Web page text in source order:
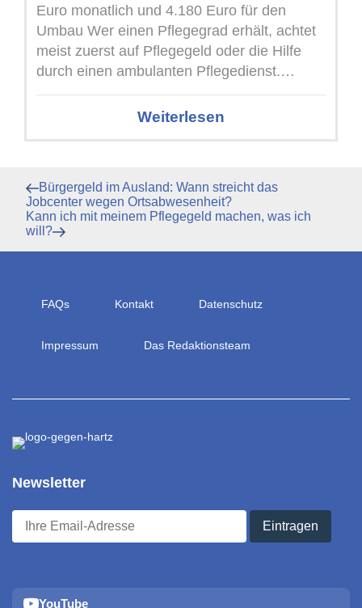
Euro monatlich und 4.180 Euro für den
Umbau Wer einen Pflegegrad erhält, achtet
meist zuerst auf Pflegegeld oder die Hilfe
durch einen ambulanten Pflegedienst.
Daneben ...
Weiterlesen
Beitragsnavigation
Vorheriger
Beitrag
Bürgergeld im Ausland: Wann streicht das
Jobcenter wegen Ortsabwesenheit?
Nächster
Beitrag
Kann ich mit meinem Pflegegeld machen, was ich
will?
FAQs Kontakt Datenschutz
Impressum Das Redaktionsteam
Newsletter
YouTube